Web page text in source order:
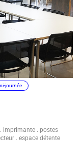
journée
imprimante . postes
. espace détente